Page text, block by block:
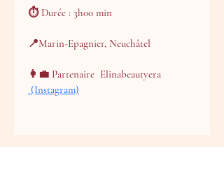
⏱ Durée : 3h00 min
📍Marin-Epagnier, Neuchâtel
👩‍💼 Partenaire  Elinabeautyera
(Instagram)